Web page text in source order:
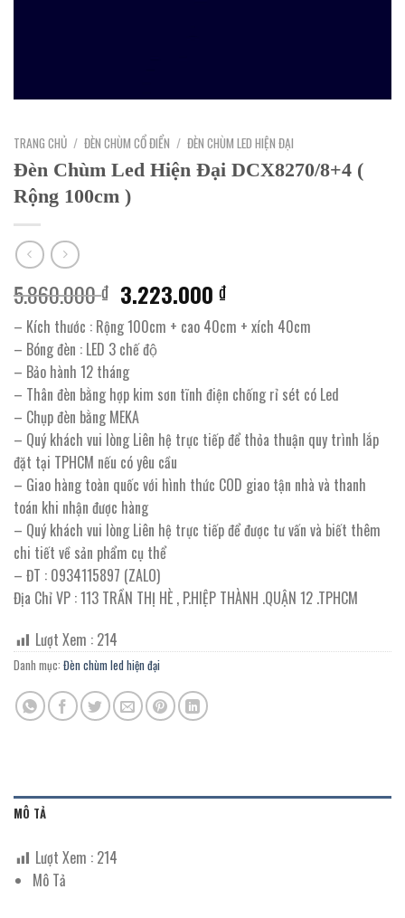
TRANG CHỦ / ĐÈN CHÙM CỔ ĐIỂN / ĐÈN CHÙM LED HIỆN ĐẠI
Đèn Chùm Led Hiện Đại DCX8270/8+4 (
Rộng 100cm )
5.860.000₫ Giá
gốc
là:
5.860.000 ₫.
3.223.000₫Giá
hiện
tại
3.223.000 ₫.
– Kích thước : Rộng 100cm + cao 40cm + xích 40cm
– Bóng đèn : LED 3 chế độ
– Bảo hành 12 tháng
– Thân đèn bằng hợp kim sơn tĩnh điện chống rỉ sét có Led
– Chụp đèn bằng MEKA
– Quý khách vui lòng Liên hệ trực tiếp để thỏa thuận quy trình lắp
đặt tại TPHCM nếu có yêu cầu
– Giao hàng toàn quốc với hình thức COD giao tận nhà và thanh
toán khi nhận được hàng
– Quý khách vui lòng Liên hệ trực tiếp để được tư vấn và biết thêm
chi tiết về sản phẩm cụ thể
– ĐT : 0934115897 (ZALO)
Địa Chỉ VP : 113 TRẦN THỊ HÈ , P.HIỆP THÀNH .QUẬN 12 .TPHCM
Lượt Xem : 214
Danh mục: Đèn chùm led hiện đại
MÔ TẢ
Lượt Xem : 214
Mô Tả